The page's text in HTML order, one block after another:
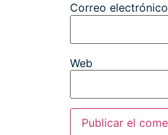
Correo electrónico
Web